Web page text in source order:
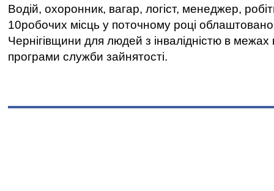
Водій, охоронник, вагар, логіст, менеджер,
10робочих місць у поточному році
Чернігівщини для людей з інвалідністю в межах
програми служби зайнятості.